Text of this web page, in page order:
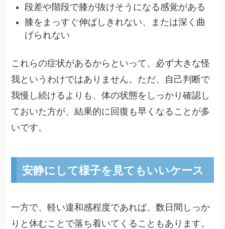
段差や階段で膝が抜けそうになる感覚がある
膝をまっすぐ伸ばしきれない、または深く曲
げられない
これらの症状があるからといって、必ず大きな怪
我というわけではありません。ただ、自己判断で
我慢し続けるよりも、体の状態をしっかり確認し
ておいた方が、結果的に回復も早くなることが多
いです。
安静にして様子を見てもいいケース
一方で、軽い違和感程度であれば、数日間しっか
りと休むことで落ち着いてくることもあります。